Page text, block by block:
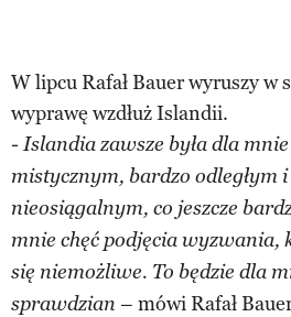
W lipcu Rafał Bauer wyruszy w
wyprawę wzdłuż Islandii.
- Islandia zawsze była dla
mistycznym, bardzo odległym
nieosiągalnym, co jeszcze
mnie chęć podjęcia wyzwania,
się niemożliwe. To będzie dla
sprawdzian – mówi Rafał